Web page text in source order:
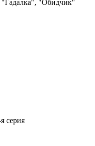
"Обидчик"
серия